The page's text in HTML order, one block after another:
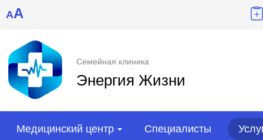
AA
Семейная клиника
Энергия Жизни
Медицинский центр Специалисты